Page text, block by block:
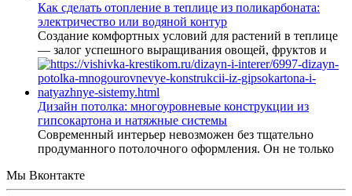
Как сделать отопление в теплице из поликарбоната:
электричество или водяной контур
Создание комфортных условий для растений в теплице
— залог успешного выращивания овощей, фруктов и
Дизайн потолка: многоуровневые конструкции из
гипсокартона и натяжные системы
Современный интерьер невозможен без тщательно
продуманного потолочного оформления. Он не только
Мы Вконтакте